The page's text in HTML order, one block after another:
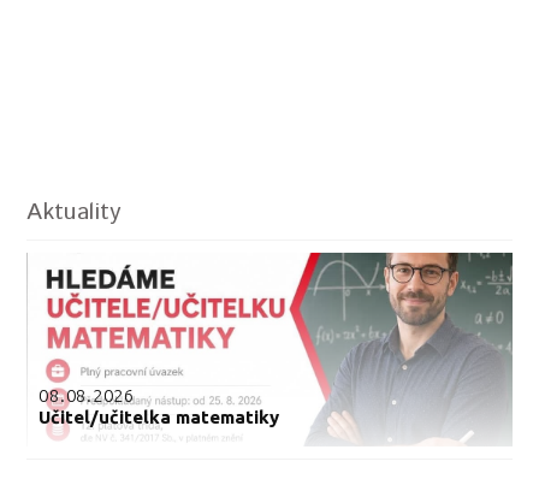
Aktuality
08.08.2026
Učitel/učitelka matematiky